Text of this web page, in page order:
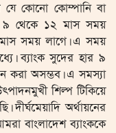
কোনো কোম্পানি বা
৯ থেকে ১২ মাস সময়
সময় লাগে। এ সময়
ব্যাংক সুদের হার ৯
করা অসম্ভব। এ সমস্যা
শিল্প টিকিয়ে
দীর্ঘমেয়াদি অর্থায়নের
বাংলাদেশ ব্যাংককে